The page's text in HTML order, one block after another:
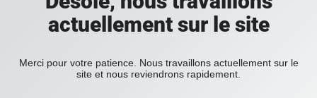
actuellement sur le site
Merci pour votre patience. Nous travaillons actuellement sur le
site et nous reviendrons rapidement.